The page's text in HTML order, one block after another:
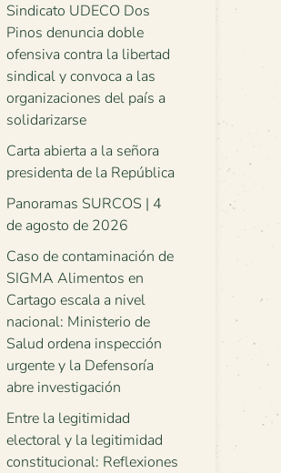
Sindicato UDECO Dos
Pinos denuncia doble
ofensiva contra la libertad
sindical y convoca a las
organizaciones del país a
solidarizarse
Carta abierta a la señora
presidenta de la República
Panoramas SURCOS | 4
de agosto de 2026
Caso de contaminación de
SIGMA Alimentos en
Cartago escala a nivel
nacional: Ministerio de
Salud ordena inspección
urgente y la Defensoría
abre investigación
Entre la legitimidad
electoral y la legitimidad
constitucional: Reflexiones